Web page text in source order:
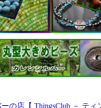
の店【 ThingsClub － ティ